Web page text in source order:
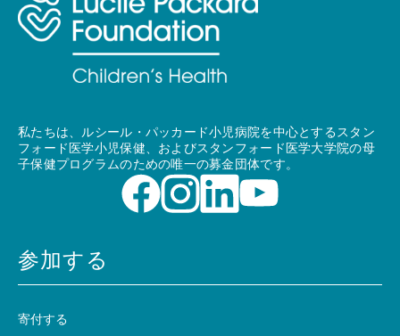
私たちは、ルシール・パッカード小児病院を中心とするスタン
フォード医学小児保健、およびスタンフォード医学大学院の母
子保健プログラムのための唯一の募金団体です。
参加する
寄付する